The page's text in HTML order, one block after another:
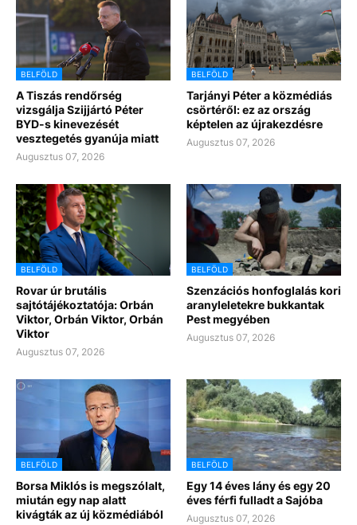
BELFÖLD
A Tiszás rendőrség
vizsgálja Szijjártó Péter
BYD-s kinevezését
vesztegetés gyanúja miatt
Augusztus 07, 2026
BELFÖLD
Tarjányi Péter a közmédiás
csörtéről: ez az ország
képtelen az újrakezdésre
Augusztus 07, 2026
BELFÖLD
Rovar úr brutális
sajtótájékoztatója: Orbán
Viktor, Orbán Viktor, Orbán
Viktor
Augusztus 07, 2026
BELFÖLD
Szenzációs honfoglalás kori
aranyleletekre bukkantak
Pest megyében
Augusztus 07, 2026
BELFÖLD
Borsa Miklós is megszólalt,
miután egy nap alatt
kivágták az új közmédiából
BELFÖLD
Egy 14 éves lány és egy 20
éves férfi fulladt a Sajóba
Augusztus 07, 2026